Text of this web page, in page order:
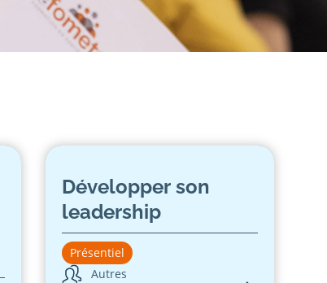
Développer son
leadership
Présentiel
Autres